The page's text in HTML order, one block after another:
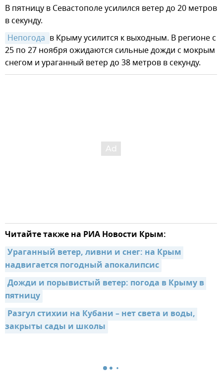
В пятницу в Севастополе усилился ветер до 20 метров
в секунду.
Непогода в Крыму усилится к выходным. В регионе с
25 по 27 ноября ожидаются сильные дожди с мокрым
снегом и ураганный ветер до 38 метров в секунду.
Читайте также на РИА Новости Крым:
Ураганный ветер, ливни и снег: на Крым
надвигается погодный апокалипсис
Дожди и порывистый ветер: погода в Крыму в
пятницу
Разгул стихии на Кубани – нет света и воды,
закрыты сады и школы